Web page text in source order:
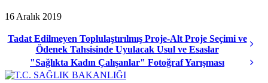
16 Aralık 2019
Tadat Edilmeyen Toplulaştırılmış Proje-Alt Proje Seçimi ve
Ödenek Tahsisinde Uyulacak Usul ve Esaslar
"Sağlıkta Kadın Çalışanlar" Fotoğraf Yarışması